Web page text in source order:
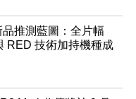
推測藍圖：全片幅
RED 技術加持機種成